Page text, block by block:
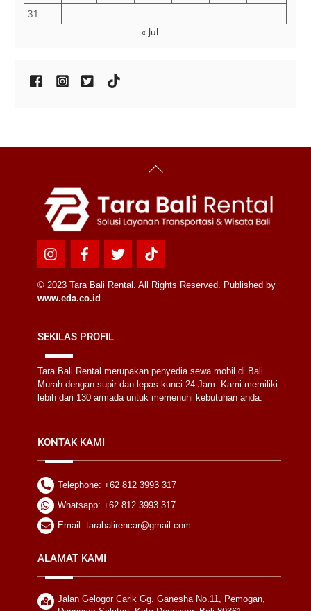
31
« Jul
Back
Icon
label
Icon
label
Icon
label
Icon
label
© 2023 Tara Bali Rental. All Rights Reserved. Published by
www.eda.co.id
SEKILAS PROFIL
Tara Bali Rental merupakan penyedia sewa mobil di Bali
Murah dengan supir dan lepas kunci 24 Jam. Kami memiliki
lebih dari 130 armada untuk memenuhi kebutuhan anda.
KONTAK KAMI
Telephone: +62 812 3993 317
Whatsapp: +62 812 3993 317
Email: tarabalirencar@gmail.com
ALAMAT KAMI
Jalan Gelogor Carik Gg. Ganesha No.11, Pemogan,